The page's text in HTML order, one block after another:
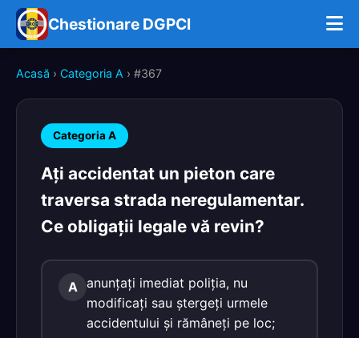
Chestionare DGPCI
Acasă › Categoria A › #367
Categoria A
Aţi accidentat un pieton care
traversa strada neregulamentar.
Ce obligaţii legale vă revin?
A anunţaţi imediat poliţia, nu
modificaţi sau ştergeţi urmele
accidentului şi rămâneţi pe loc;